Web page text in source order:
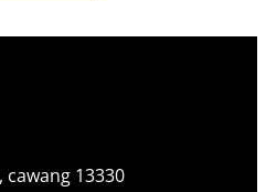
cawang 13330